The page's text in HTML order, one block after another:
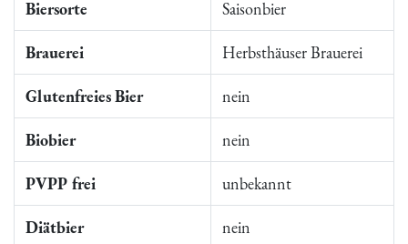
Biersorte Saisonbier
Brauerei Herbsthäuser Brauerei
Glutenfreies Bier nein
Biobier nein
PVPP frei unbekannt
Diätbier nein